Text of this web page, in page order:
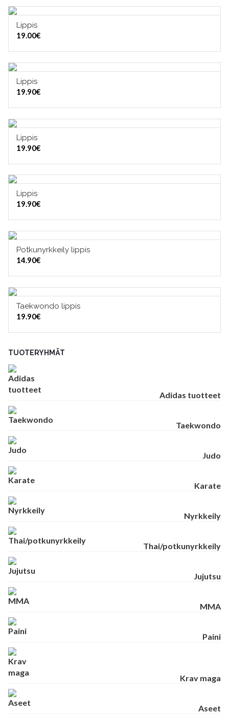
Lippis
19.00€
Lippis
19.90€
Lippis
19.90€
Lippis
19.90€
Potkunyrkkeily lippis
14.90€
Taekwondo lippis
19.90€
TUOTERYHMÄT
Adidas tuotteet
Taekwondo
Judo
Karate
Nyrkkeily
Thai/potkunyrkkeily
Jujutsu
MMA
Paini
Krav maga
Aseet